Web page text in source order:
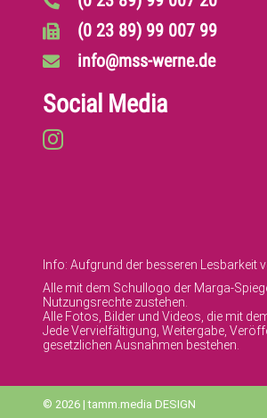
(0 23 89) 99 007 99
info@mss-werne.de
Social Media
Info: Aufgrund der besseren Lesbarkeit
Alle mit dem Schullogo der Marga-
Nutzungsrechte zustehen.
Alle Fotos, Bilder und Videos, die mit
Jede Vervielfältigung, Weitergabe,
gesetzlichen Ausnahmen bestehen.
© 2026 | tamm.media DESIGN